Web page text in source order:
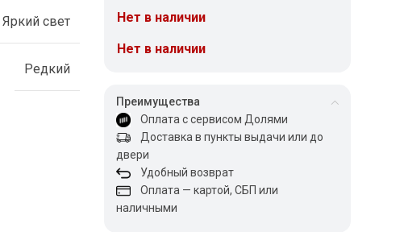
Яркий свет
Редкий
Нет в наличии
Нет в наличии
Преимущества
Оплата с сервисом Долями
Доставка в пункты выдачи или до
двери
Удобный возврат
Оплата — картой, СБП или
наличными